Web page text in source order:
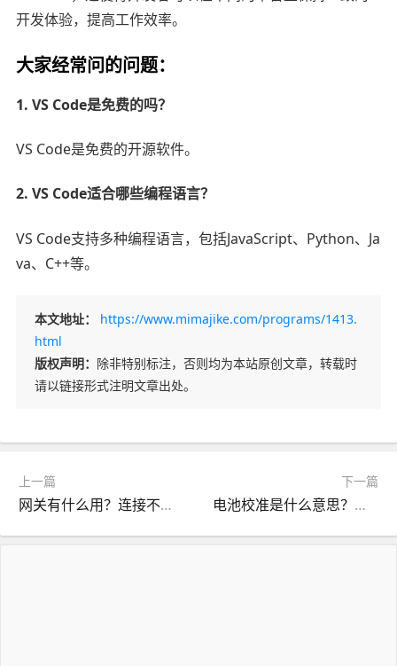
开发体验，提高工作效率。
大家经常问的问题：
1. VS Code是免费的吗？
VS Code是免费的开源软件。
2. VS Code适合哪些编程语言？
VS Code支持多种编程语言，包括JavaScript、Python、Ja
va、C++等。
本文地址：
https://www.mimajike.com/programs/1413.
html
版权声明： 除非特别标注，否则均为本站原创文章，转载时
请以链接形式注明文章出处。
上一篇
网关有什么用？连接不同网络系统的关键设备
下一篇
电池校准是什么意思？提高电池性能的必要步骤